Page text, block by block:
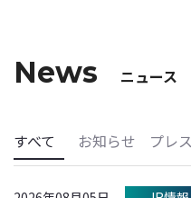
News ニュース
すべて お知らせ プレ